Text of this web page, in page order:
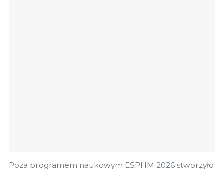
Poza programem naukowym ESPHM 2026 stworzyło